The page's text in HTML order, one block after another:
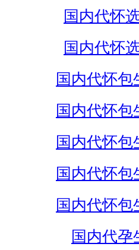
国内代怀
国内代怀
国内代怀包
国内代怀包
国内代怀包
国内代怀包
国内代怀包
国内代孕